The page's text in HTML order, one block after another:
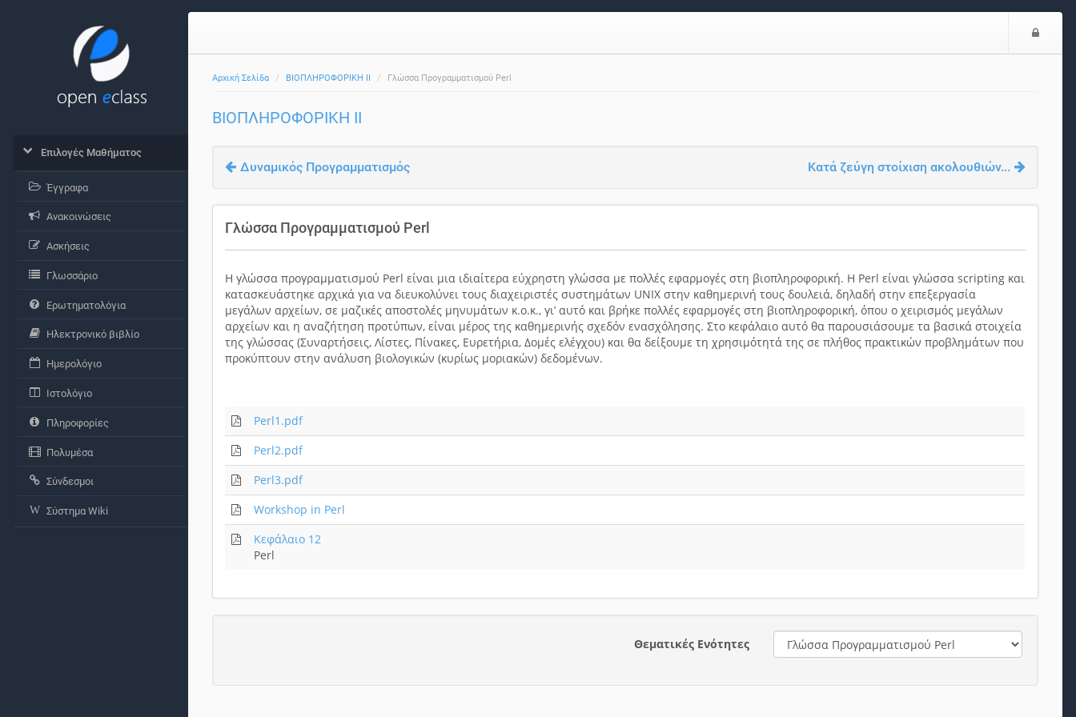
Αρχική Σελίδα ΒΙΟΠΛΗΡΟΦΟΡΙΚΗ ΙΙ Γλώσσα Προγραμματισμού Perl
ΒΙΟΠΛΗΡΟΦΟΡΙΚΗ ΙΙ
Δυναμικός Προγραμματισμός Κατά ζεύγη στοίχιση ακολουθιών...
Γλώσσα Προγραμματισμού Perl
H γλώσσα προγραμματισμού Perl είναι μια ιδιαίτερα εύχρηστη γλώσσα με πολλές εφαρμογές στη βιοπληροφορική. Η Perl είναι γλώσσα scripting και
κατασκευάστηκε αρχικά για να διευκολύνει τους διαχειριστές συστημάτων UNIX στην καθημερινή τους δουλειά, δηλαδή στην επεξεργασία
μεγάλων αρχείων, σε μαζικές αποστολές μηνυμάτων κ.ο.κ., γι’ αυτό και βρήκε πολλές εφαρμογές στη βιοπληροφορική, όπου ο χειρισμός μεγάλων
αρχείων και η αναζήτηση προτύπων, είναι μέρος της καθημερινής σχεδόν ενασχόλησης. Στο κεφάλαιο αυτό θα παρουσιάσουμε τα βασικά στοιχεία
της γλώσσας (Συναρτήσεις, Λίστες, Πίνακες, Ευρετήρια, Δομές ελέγχου) και θα δείξουμε τη χρησιμότητά της σε πλήθος πρακτικών προβλημάτων που
προκύπτουν στην ανάλυση βιολογικών (κυρίως μοριακών) δεδομένων.
Perl1.pdf
Perl2.pdf
Perl3.pdf
Workshop in Perl
Κεφάλαιο 12
Perl
Θεματικές Ενότητες
Επιλογές Μαθήματος
Έγγραφα
Ανακοινώσεις
Ασκήσεις
Γλωσσάριο
Ερωτηματολόγια
Ηλεκτρονικό βιβλίο
Ημερολόγιο
Ιστολόγιο
Πληροφορίες
Πολυμέσα
Σύνδεσμοι
Σύστημα Wiki